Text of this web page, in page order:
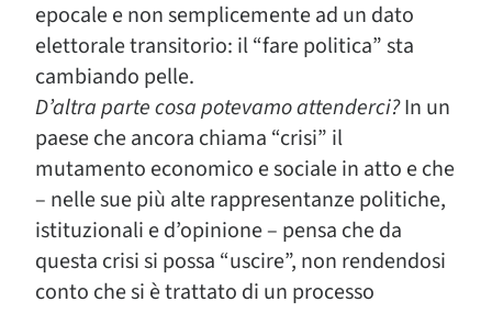
epocale e non semplicemente ad un dato
elettorale transitorio: il “fare politica” sta
cambiando pelle.
D’altra parte cosa potevamo attenderci?In un
paese che ancora chiama “crisi” il
mutamento economico e sociale in atto e che
– nelle sue più alte rappresentanze politiche,
istituzionali e d’opinione – pensa che da
questa crisi si possa “uscire”, non rendendosi
conto che si è trattato di un processo